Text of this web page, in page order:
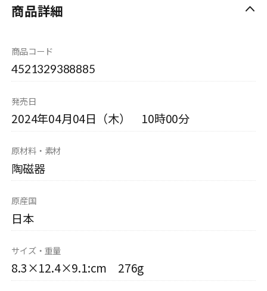
商品詳細
商品コード
4521329388885
発売日
2024年04月04日（木） 10時00分
原材料・素材
陶磁器
原産国
日本
サイズ・重量
8.3×12.4×9.1:cm 276g